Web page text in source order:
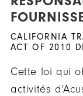
CALIFORNIA
ACT OF 2010
Cette loi qui
activités